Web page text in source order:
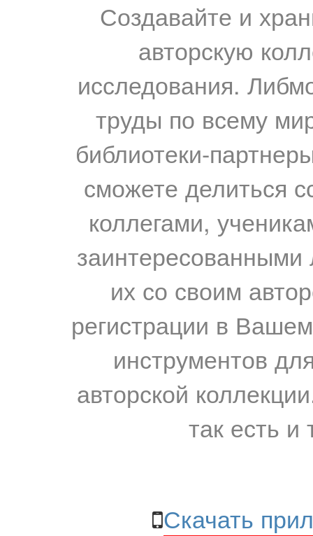
Создавайте и
авторскую
исследования.
труды по всему
библиотеки-
сможете делиться
коллегами,
их со своим
регистрации в
инструментов
авторской
так есть и
Скачать